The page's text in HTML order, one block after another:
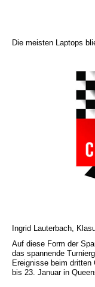
Die meisten Laptops
Ingrid Lauterbach,
Auf diese Form der
das spannende
Ereignisse beim
bis 23. Januar in